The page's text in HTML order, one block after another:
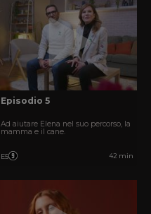
Episodio 5
Ad aiutare Elena nel suo percorso, la
mamma e il cane.
E5 42 min